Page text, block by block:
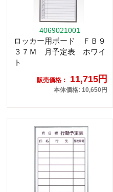
4069021001
ロッカー用ボード ＦＢ９
３７Ｍ 月予定表 ホワイ
ト
販売価格： 11,715円
本体価格: 10,650円